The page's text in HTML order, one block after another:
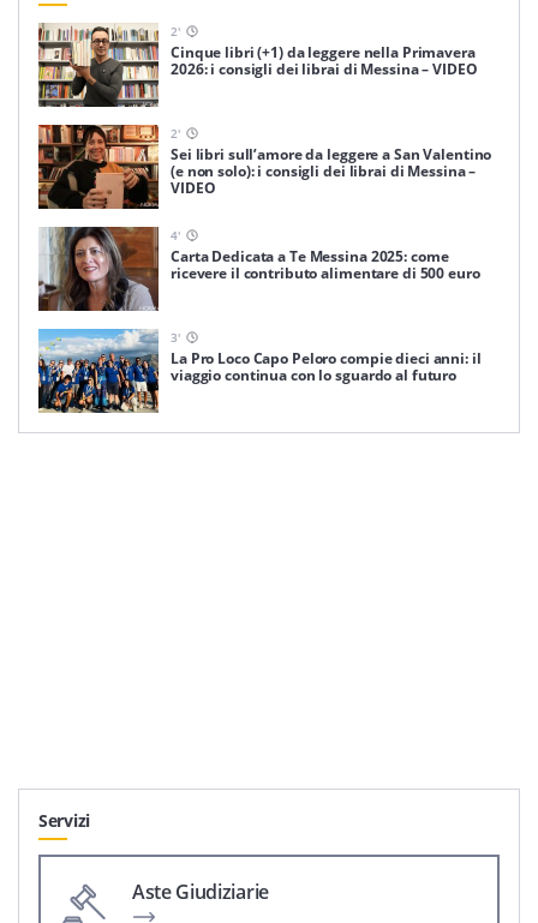
2'
Cinque libri (+1) da leggere nella Primavera
2026: i consigli dei librai di Messina – VIDEO
2'
Sei libri sull’amore da leggere a San Valentino
(e non solo): i consigli dei librai di Messina –
VIDEO
4'
Carta Dedicata a Te Messina 2025: come
ricevere il contributo alimentare di 500 euro
3'
La Pro Loco Capo Peloro compie dieci anni: il
viaggio continua con lo sguardo al futuro
Servizi
Aste Giudiziarie